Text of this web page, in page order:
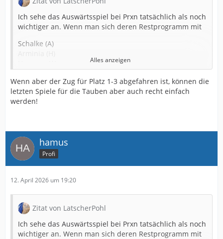
Ich sehe das Auswärtsspiel bei Prxn tatsächlich als noch
wichtiger an. Wenn man sich deren Restprogramm mit
Schalke (A)
Elbersberg (A)
ansieht, sollte bei halbwegs normalem Verlauf, das Spiel
Da will ich unsere Pokalarminia sehen. Also nicht die
vom Finale in Berlin, ich hoffe ihr versteht mich
Alles anzeigen
Wenn aber der Zug für Platz 1-3 abgefahren ist, können die
letzten Spiele für die Tauben aber auch recht einfach
werden!
hamus
Profi
12. April 2026 um 19:20
Zitat von LatscherPohl
Ich sehe das Auswärtsspiel bei Prxn tatsächlich als noch
wichtiger an. Wenn man sich deren Restprogramm mit